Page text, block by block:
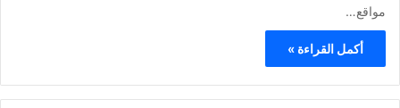
مواقع…
أكمل القراءة »